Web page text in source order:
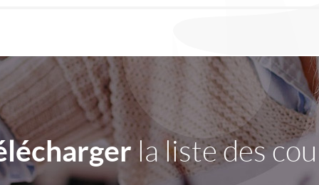
la liste des